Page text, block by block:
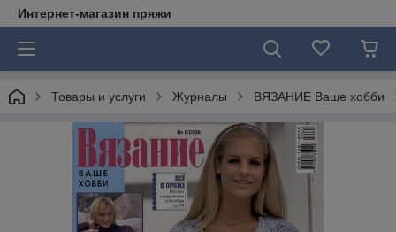
Интернет-магазин пряжи
Товары и услуги Журналы ВЯЗАНИЕ Ваше хобби